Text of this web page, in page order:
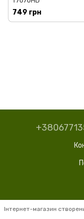
749 грн
Інтернет-магазин